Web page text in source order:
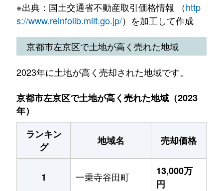
※出典：国土交通省不動産取引価格情報 （http
s://www.reinfolib.mlit.go.jp/）を加工して作成
京都市左京区で土地が高く売れた地域
2023年に土地が高く売却された地域です。
京都市左京区で土地が高く売れた地域（2023
年）
ランキン
グ
地域名 売却価格
1 一乗寺谷田町
13,000万
円